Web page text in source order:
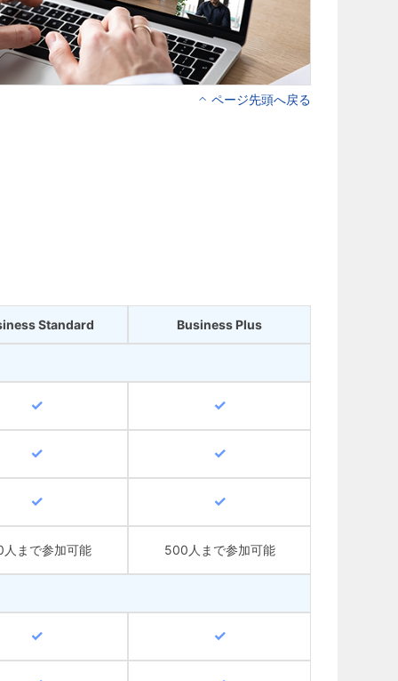
ページ先頭へ戻る
Standard Business Plus
人まで参加可能 500人まで参加可能